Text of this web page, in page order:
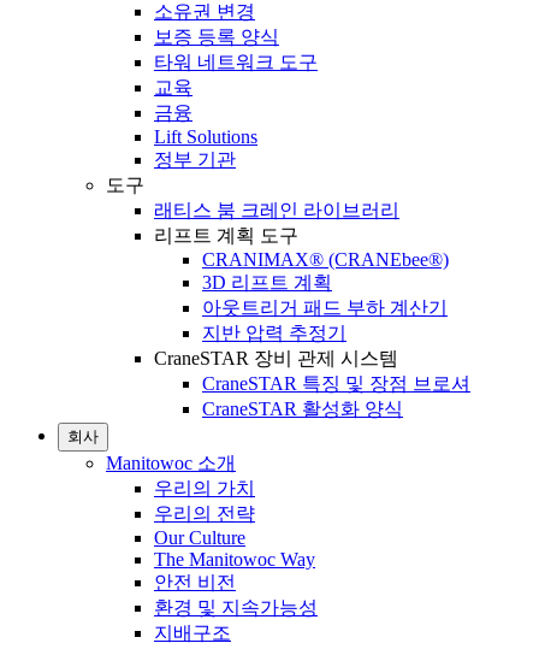
소유권 변경
보증 등록 양식
타워 네트워크 도구
교육
금융
Lift Solutions
정부 기관
도구
래티스 붐 크레인 라이브러리
리프트 계획 도구
CRANIMAX® (CRANEbee®)
3D 리프트 계획
아웃트리거 패드 부하 계산기
지반 압력 추정기
CraneSTAR 장비 관제 시스템
CraneSTAR 특징 및 장점 브로셔
CraneSTAR 활성화 양식
회사
Manitowoc 소개
우리의 가치
우리의 전략
Our Culture
The Manitowoc Way
안전 비전
환경 및 지속가능성
지배구조